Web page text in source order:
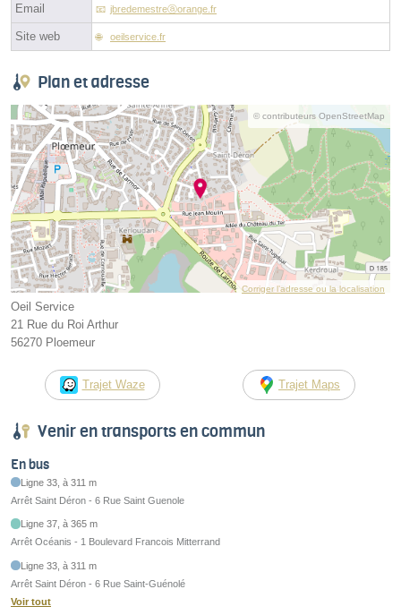
Email jbredemestreⓐorange.fr
Site web oeilservice.fr
Plan et adresse
© contributeurs OpenStreetMap
Corriger l’adresse ou la localisation
Oeil Service
21 Rue du Roi Arthur
56270 Ploemeur
Trajet Waze Trajet Maps
Venir en transports en commun
En bus
Ligne 33, à 311 m
Arrêt Saint Déron - 6 Rue Saint Guenole
Ligne 37, à 365 m
Arrêt Océanis - 1 Boulevard Francois Mitterrand
Ligne 33, à 311 m
Arrêt Saint Déron - 6 Rue Saint-Guénolé
Voir tout